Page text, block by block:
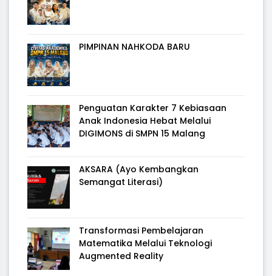
PIMPINAN NAHKODA BARU
Penguatan Karakter 7 Kebiasaan
Anak Indonesia Hebat Melalui
DIGIMONS di SMPN 15 Malang
AKSARA (Ayo Kembangkan
Semangat Literasi)
Transformasi Pembelajaran
Matematika Melalui Teknologi
Augmented Reality